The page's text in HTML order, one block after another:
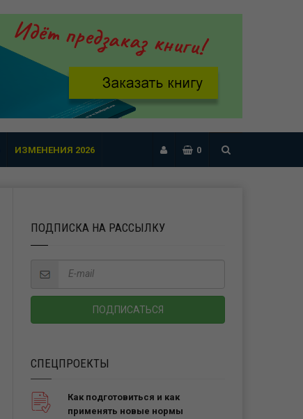
ИЗМЕНЕНИЯ 2026 0
ПОДПИСКА НА РАССЫЛКУ
СПЕЦПРОЕКТЫ
Как подготовиться и как
применять новые нормы